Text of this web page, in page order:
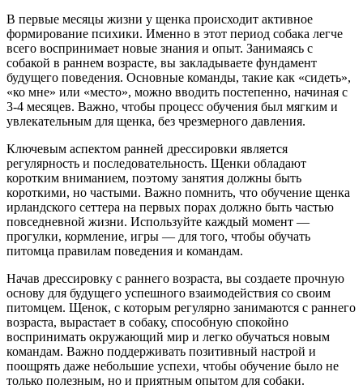
В первые месяцы жизни у щенка происходит активное
формирование психики. Именно в этот период собака легче
всего воспринимает новые знания и опыт. Занимаясь с
собакой в раннем возрасте, вы закладываете фундамент
будущего поведения. Основные команды, такие как «сидеть»,
«ко мне» или «место», можно вводить постепенно, начиная с
3-4 месяцев. Важно, чтобы процесс обучения был мягким и
увлекательным для щенка, без чрезмерного давления.
Ключевым аспектом ранней дрессировки является
регулярность и последовательность. Щенки обладают
коротким вниманием, поэтому занятия должны быть
короткими, но частыми. Важно помнить, что обучение щенка
ирландского сеттера на первых порах должно быть частью
повседневной жизни. Используйте каждый момент —
прогулки, кормление, игры — для того, чтобы обучать
питомца правилам поведения и командам.
Начав дрессировку с раннего возраста, вы создаете прочную
основу для будущего успешного взаимодействия со своим
питомцем. Щенок, с которым регулярно занимаются с раннего
возраста, вырастает в собаку, способную спокойно
воспринимать окружающий мир и легко обучаться новым
командам. Важно поддерживать позитивный настрой и
поощрять даже небольшие успехи, чтобы обучение было не
только полезным, но и приятным опытом для собаки.